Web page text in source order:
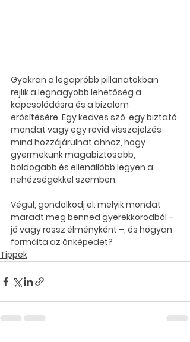
Gyakran a legapróbb pillanatokban
rejlik a legnagyobb lehetőség a
kapcsolódásra és a bizalom
erősítésére. Egy kedves szó, egy biztató
mondat vagy egy rövid visszajelzés
mind hozzájárulhat ahhoz, hogy
gyermekünk magabiztosabb,
boldogabb és ellenállóbb legyen a
nehézségekkel szemben.
Végül, gondolkodj el: melyik mondat
maradt meg benned gyerekkorodból –
jó vagy rossz élményként –, és hogyan
formálta az önképedet?
Tippek